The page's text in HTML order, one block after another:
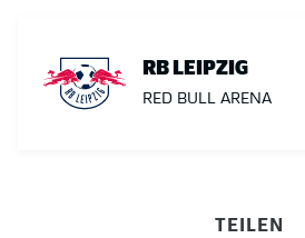
RB LEIPZIG
RED BULL ARENA
TEILEN